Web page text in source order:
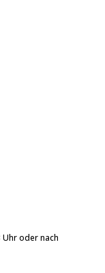
Uhr oder nach